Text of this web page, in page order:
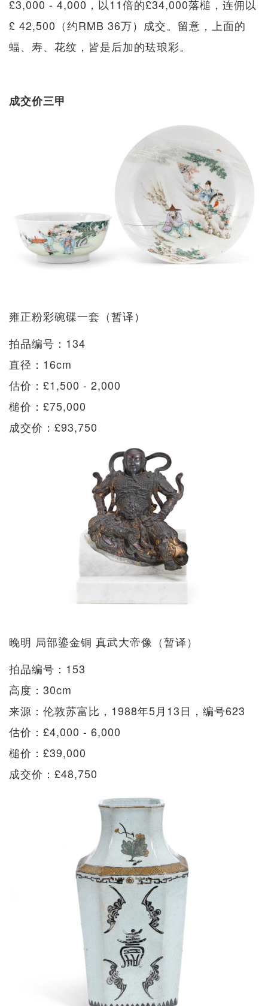
£3,000 - 4,000，以11倍的£34,000落槌，连佣以
£ 42,500（约RMB 36万）成交。留意，上面的
蝠、寿、花纹，皆是后加的珐琅彩。
成交价三甲
雍正粉彩碗碟一套（暂译）
拍品编号：134
直径：16cm
估价：£1,500 - 2,000
槌价：£75,000
成交价：£93,750
晚明 局部鎏金铜 真武大帝像（暂译）
拍品编号：153
高度：30cm
来源：伦敦苏富比，1988年5月13日，编号623
估价：£4,000 - 6,000
槌价：£39,000
成交价：£48,750